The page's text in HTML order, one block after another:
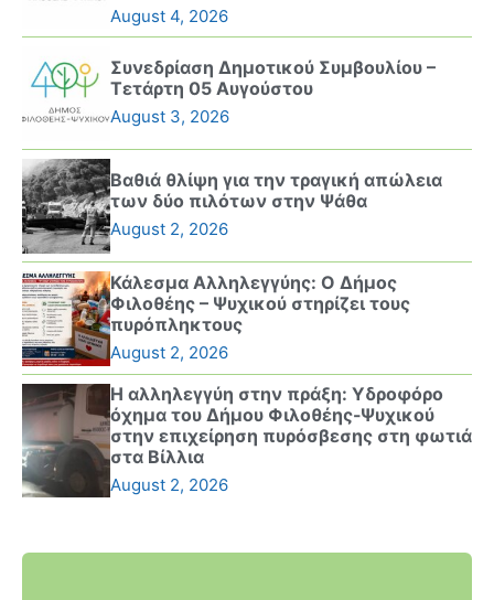
August 4, 2026
Συνεδρίαση Δημοτικού Συμβουλίου –
Τετάρτη 05 Αυγούστου
August 3, 2026
Βαθιά θλίψη για την τραγική απώλεια
των δύο πιλότων στην Ψάθα
August 2, 2026
Κάλεσμα Αλληλεγγύης: Ο Δήμος
Φιλοθέης – Ψυχικού στηρίζει τους
πυρόπληκτους
August 2, 2026
Η αλληλεγγύη στην πράξη: Υδροφόρο
όχημα του Δήμου Φιλοθέης-Ψυχικού
στην επιχείρηση πυρόσβεσης στη φωτιά
στα Βίλλια
August 2, 2026